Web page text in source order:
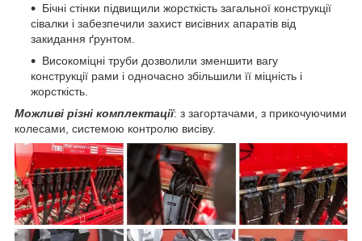
Бічні стінки підвищили жорсткість загальної конструкції
сівалки і забезпечили захист висівних апаратів від
закидання ґрунтом.
Високоміцні труби дозволили зменшити вагу
конструкції рами і одночасно збільшили її міцність і
жорсткість.
Можливі різні комплектації: з загортачами, з прикочуючими
колесами, системою контролю висіву.